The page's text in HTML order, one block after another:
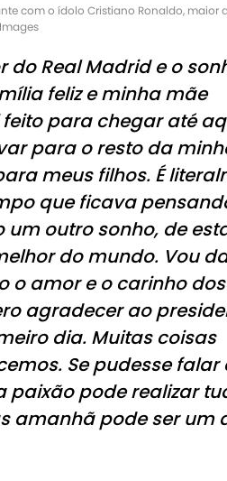
com o ídolo Cristiano Ronaldo, maior
do Real Madrid e o
feliz e minha mãe
para chegar até
para o resto da
meus filhos. É
que ficava
um outro sonho, de
do mundo. Vou
o amor e o carinho dos
agradecer ao
dia. Muitas coisas
Se pudesse falar
pode realizar
amanhã pode ser um